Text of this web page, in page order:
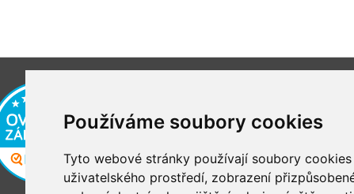
Používáme soubory cookies
Tyto webové stránky používají soubory
uživatelského prostředí, zobrazení